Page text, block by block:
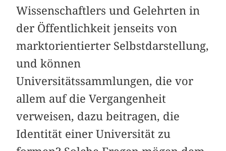
Wissenschaftlers und Gelehrten in
der Öffentlichkeit jenseits von
marktorientierter Selbstdarstellung,
und können
Universitätssammlungen, die vor
allem auf die Vergangenheit
verweisen, dazu beitragen, die
Identität einer Universität zu